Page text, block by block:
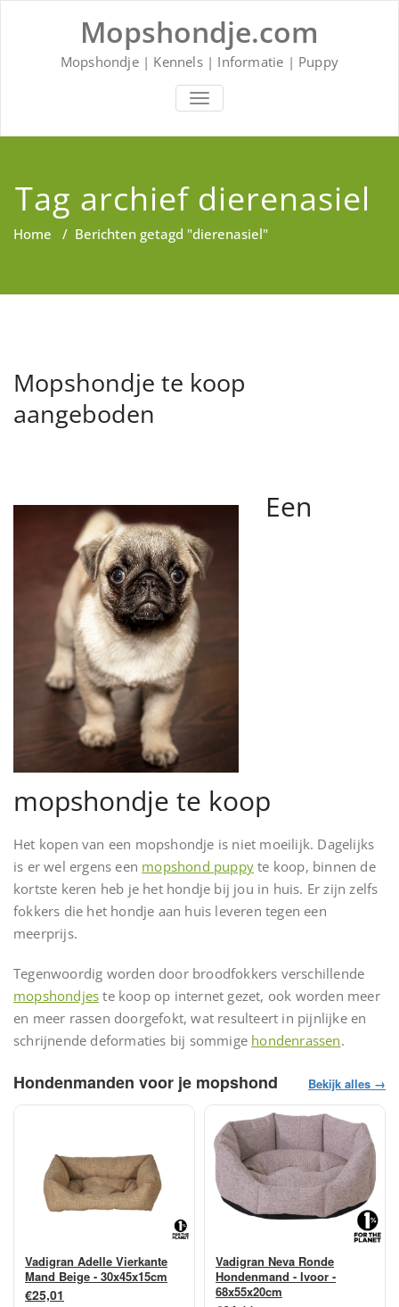
Mopshondje.com
Mopshondje | Kennels | Informatie | Puppy
SCHAKEL
NAVIGATIE
Tag archief dierenasiel
Home / Berichten getagd "dierenasiel"
Mopshondje te koop
aangeboden
Een
mopshondje te koop
Het kopen van een mopshondje is niet moeilijk. Dagelijks
is er wel ergens een mopshond puppy te koop, binnen de
kortste keren heb je het hondje bij jou in huis. Er zijn zelfs
fokkers die het hondje aan huis leveren tegen een
meerprijs.
Tegenwoordig worden door broodfokkers verschillende
mopshondjes te koop op internet gezet, ook worden meer
en meer rassen doorgefokt, wat resulteert in pijnlijke en
schrijnende deformaties bij sommige hondenrassen.
Hondenmanden voor je mopshond Bekijk alles →
Vadigran Adelle Vierkante
Mand Beige - 30x45x15cm
€25,01
Vadigran Neva Ronde
Hondenmand - Ivoor -
68x55x20cm